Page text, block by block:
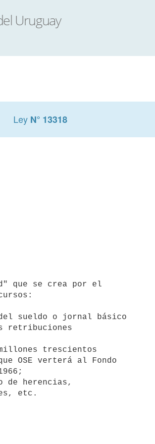
Ley N° 13318
sueldo o jornal básico
trescientos
de herencias,
etc.